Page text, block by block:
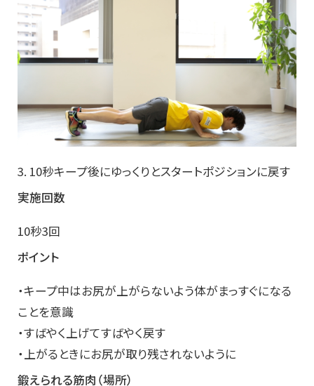
3. 10秒キープ後にゆっくりとスタートポジションに戻す
実施回数
10秒3回
ポイント
・キープ中はお尻が上がらないよう体がまっすぐになる
ことを意識
・すばやく上げてすばやく戻す
・上がるときにお尻が取り残されないように
鍛えられる筋肉（場所）